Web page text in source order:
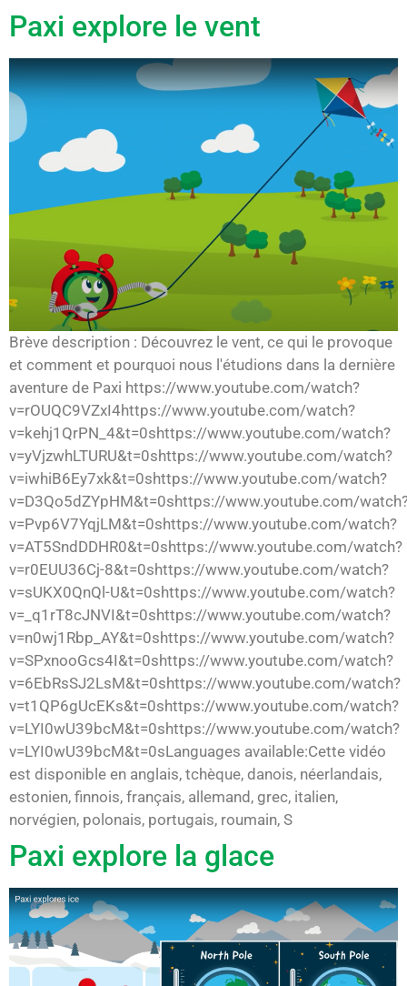
Paxi explore le vent
Brève description : Découvrez le vent, ce qui le provoque
et comment et pourquoi nous l'étudions dans la dernière
aventure de Paxi https://www.youtube.com/watch?
v=rOUQC9VZxI4https://www.youtube.com/watch?
v=kehj1QrPN_4&t=0shttps://www.youtube.com/watch?
v=yVjzwhLTURU&t=0shttps://www.youtube.com/watch?
v=iwhiB6Ey7xk&t=0shttps://www.youtube.com/watch?
v=D3Qo5dZYpHM&t=0shttps://www.youtube.com/
v=Pvp6V7YqjLM&t=0shttps://www.youtube.com/watch?
v=AT5SndDDHR0&t=0shttps://www.youtube.com/watch?
v=r0EUU36Cj-8&t=0shttps://www.youtube.com/watch?
v=sUKX0QnQl-U&t=0shttps://www.youtube.com/watch?
v=_q1rT8cJNVI&t=0shttps://www.youtube.com/watch?
v=n0wj1Rbp_AY&t=0shttps://www.youtube.com/watch?
v=SPxnooGcs4I&t=0shttps://www.youtube.com/watch?
v=6EbRsSJ2LsM&t=0shttps://www.youtube.com/watch?
v=t1QP6gUcEKs&t=0shttps://www.youtube.com/watch?
v=LYI0wU39bcM&t=0shttps://www.youtube.com/watch?
v=LYI0wU39bcM&t=0sLanguages available:Cette vidéo
est disponible en anglais, tchèque, danois, néerlandais,
estonien, finnois, français, allemand, grec, italien,
norvégien, polonais, portugais, roumain, S
Paxi explore la glace